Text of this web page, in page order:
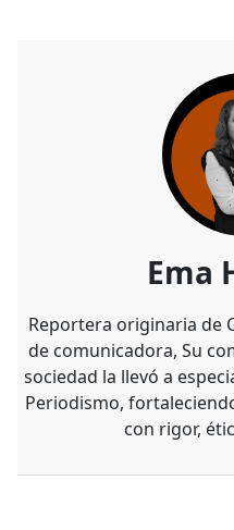
Ema
Reportera originaria de
de comunicadora, Su
sociedad la llevó a
Periodismo,
con rigor,